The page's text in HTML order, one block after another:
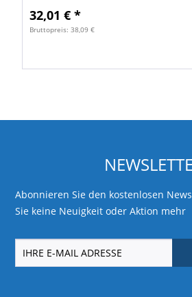
32,01 € *
Bruttopreis: 38,09 €
Abonnieren Sie den kostenlosen
Sie keine Neuigkeit oder Aktion mehr